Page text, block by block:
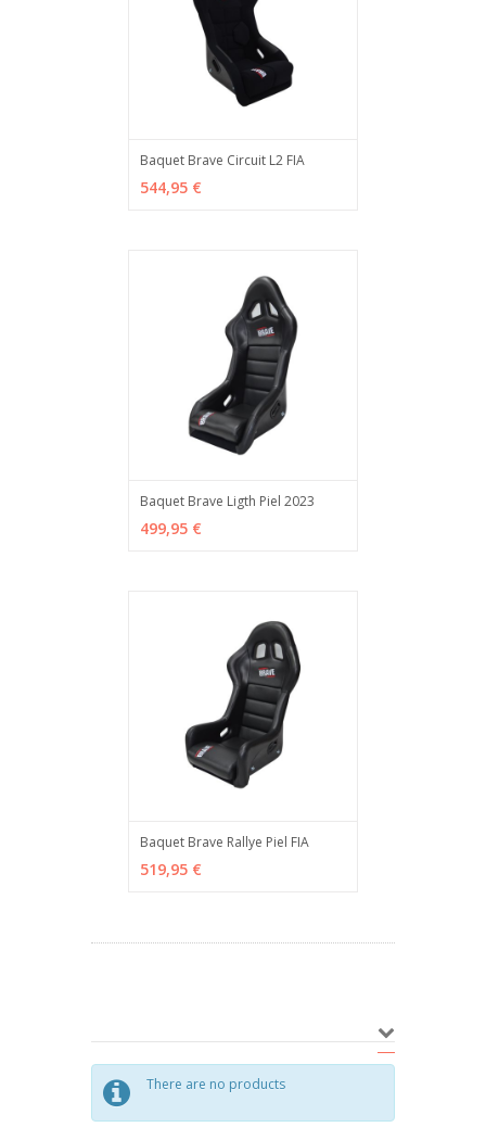
ADD TO CART
Baquet Brave Circuit L2 FIA
544,95 €
ADD TO CART
Baquet Brave Ligth Piel 2023
499,95 €
ADD TO CART
Baquet Brave Rallye Piel FIA
519,95 €
There are no products